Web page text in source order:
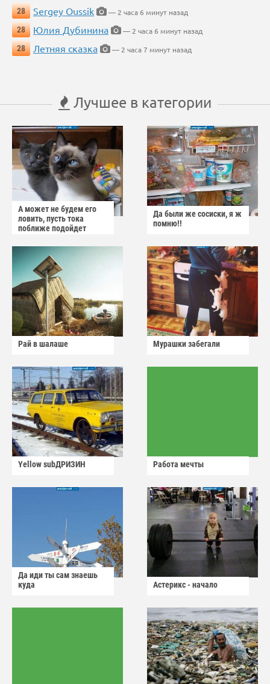
28
Sergey Oussik
— 2 часа 6 минут назад
28
Юлия Дубинина
— 2 часа 6 минут назад
28
Летняя сказка — 2 часа 7 минут назад
Лучшее в категории
А может не будем его
ловить, пусть тока
поближе подойдет
Да были же сосиски, я ж
помню!!
Рай в шалаше Мурашки забегали
Yellow subДРИЗИН Работа мечты
Да иди ты сам знаешь
куда
Астерикс - начало